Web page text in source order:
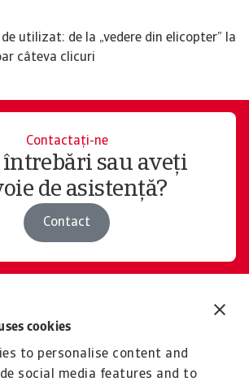
cookies
to personalise content and
social media features and to
utilizat: de la „vedere din elicopter” la
câteva clicuri
Contactați-ne
sau aveți
de asistență?
Contact
și servicii
pentru dvs